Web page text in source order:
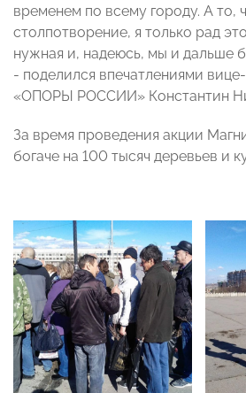
временем по всему городу. А то,
столпотворение, я только рад
нужная и, надеюсь, мы и дальше
- поделился впечатлениями
«ОПОРЫ РОССИИ» Константин
За время проведения акции
богаче на 100 тысяч деревьев и